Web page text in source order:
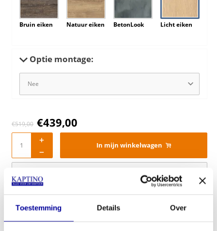
Toestemming Details Over
Bruin eiken Natuur eiken BetonLook Licht eiken
Optie montage:
€519,00 €439,00
In mijn winkelwagen
Specificaties